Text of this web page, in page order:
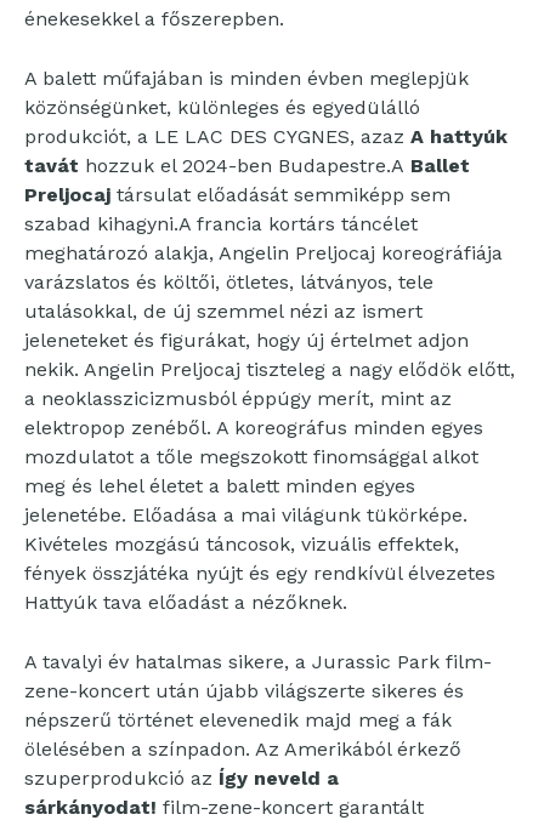
énekesekkel a főszerepben.
A balett műfajában is minden évben meglepjük
közönségünket, különleges és egyedülálló
produkciót, a LE LAC DES CYGNES, azaz A hattyúk
tavát hozzuk el 2024-ben Budapestre.A Ballet
Preljocaj társulat előadását semmiképp sem
szabad kihagyni.A francia kortárs táncélet
meghatározó alakja, Angelin Preljocaj koreográfiája
varázslatos és költői, ötletes, látványos, tele
utalásokkal, de új szemmel nézi az ismert
jeleneteket és figurákat, hogy új értelmet adjon
nekik. Angelin Preljocaj tiszteleg a nagy elődök előtt,
a neoklasszicizmusból éppúgy merít, mint az
elektropop zenéből. A koreográfus minden egyes
mozdulatot a tőle megszokott finomsággal alkot
meg és lehel életet a balett minden egyes
jelenetébe. Előadása a mai világunk tükörképe.
Kivételes mozgású táncosok, vizuális effektek,
fények összjátéka nyújt és egy rendkívül élvezetes
Hattyúk tava előadást a nézőknek.
A tavalyi év hatalmas sikere, a Jurassic Park film-
zene-koncert után újabb világszerte sikeres és
népszerű történet elevenedik majd meg a fák
ölelésében a színpadon. Az Amerikából érkező
szuperprodukció az Így neveld a
sárkányodat! film-zene-koncert garantált